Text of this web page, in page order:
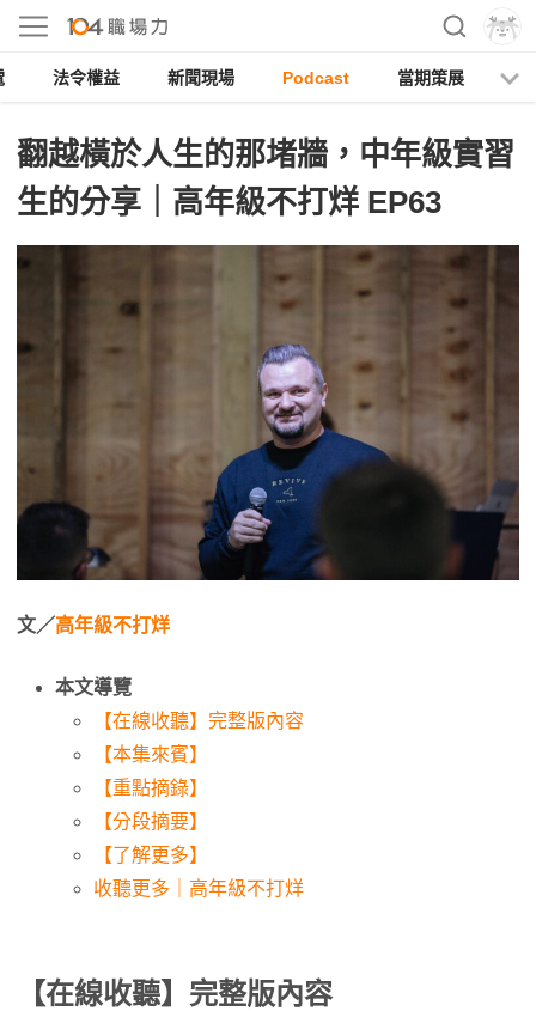
法令權益 新聞現場 Podcast 當期策展
翻越橫於人生的那堵牆，中年級實習
生的分享｜高年級不打烊 EP63
文／高年級不打烊
本文導覽
【在線收聽】完整版內容
【本集來賓】
【重點摘錄】
【分段摘要】
【了解更多】
收聽更多｜高年級不打烊
【在線收聽】完整版內容